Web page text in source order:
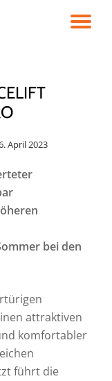
April 2023
bei den
attraktiven
komfortabler
führt die